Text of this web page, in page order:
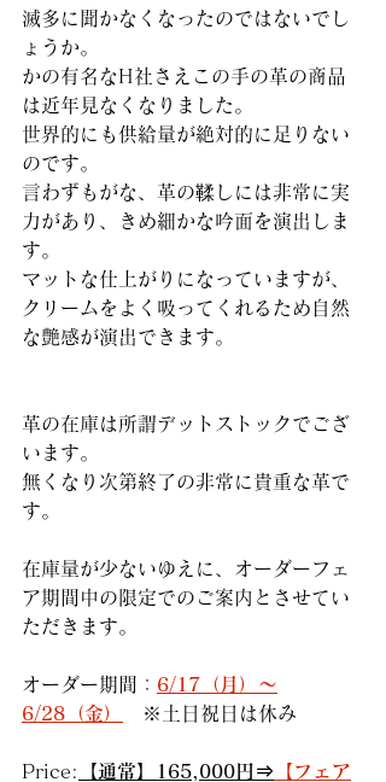
滅多に聞かなくなったのではないでし
ょうか。
かの有名なH社さえこの手の革の商品
は近年見なくなりました。
世界的にも供給量が絶対的に足りない
のです。
言わずもがな、革の鞣しには非常に実
力があり、きめ細かな吟面を演出しま
す。
マットな仕上がりになっていますが、
クリームをよく吸ってくれるため自然
な艶感が演出できます。
革の在庫は所謂デットストックでござ
います。
無くなり次第終了の非常に貴重な革で
す。
在庫量が少ないゆえに、オーダーフェ
ア期間中の限定でのご案内とさせてい
ただきます。
オーダー期間： 6/17（月）～
6/28（金）
※土日祝日は休み
Price: 【通常】165,000円⇒ 【フェア